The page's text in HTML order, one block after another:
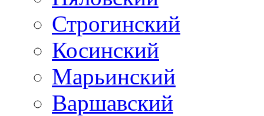
Строгинский
Косинский
Марьинский
Варшавский